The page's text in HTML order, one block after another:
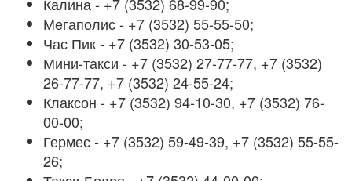
Мегаполис - +7 (3532) 55-55-50;
Час Пик - +7 (3532) 30-53-05;
Мини-такси - +7 (3532) 27-77-77, +7 (3532)
26-77-77, +7 (3532) 24-55-24;
Клаксон - +7 (3532) 94-10-30, +7 (3532) 76-
00-00;
Гермес - +7 (3532) 59-49-39, +7 (3532) 55-55-
26;